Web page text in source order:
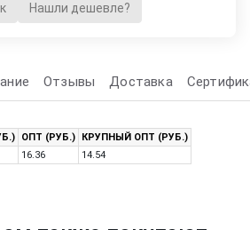
Нашли дешевле?
Отзывы Доставка
ОПТ (РУБ.)
КРУПНЫЙ ОПТ (РУБ.)
16.36 14.54